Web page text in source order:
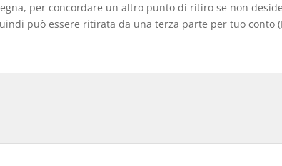
per concordare un altro punto di ritiro se non
può essere ritirata da una terza parte per tuo conto